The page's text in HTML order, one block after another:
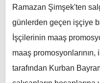
Ramazan Şimşek'ten
günlerden geçen işçiye
İşçilerinin maaş
maaş
tarafından Kurban